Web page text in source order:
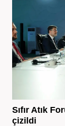
Sıfır Atık
çizildi